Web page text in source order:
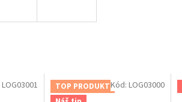
LOG03001
TOP PRODUKTKód: LOG03000